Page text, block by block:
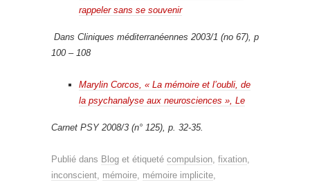
rappeler sans se souvenir
Dans Cliniques méditerranéennes 2003/1 (no 67), p
100 – 108
Marylin Corcos, « La mémoire et l’oubli, de
la psychanalyse aux neurosciences », Le
Carnet PSY 2008/3 (n° 125), p. 32-35.
Publié dans Blog et étiqueté compulsion, fixation,
inconscient, mémoire, mémoire implicite,